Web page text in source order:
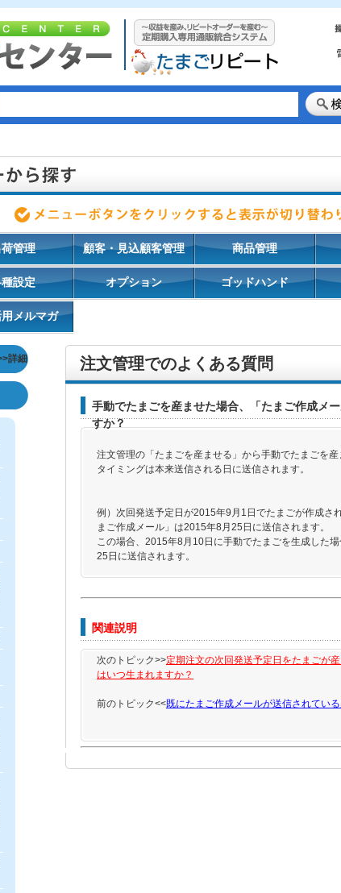
管理 顧客・見込顧客管理 商品管理
設定 オプション ゴッドハンド
メルマガ
詳細 注文管理でのよくある質問
手動でたまごを産ませた場合、「たまご作成メ
すか？
注文管理の「たまごを産ませる」から手動でたまごを
タイミングは本来送信される日に送信されます。
例）次回発送予定日が2015年9月1日でたまごが作成さ
まご作成メール」は2015年8月25日に送信されます。
この場合、2015年8月10日に手動でたまごを生成した
25日に送信されます。
関連説明
次のトピック>>定期注文の次回発送予定日をたまごが
はいつ生まれますか？
前のトピック<<既にたまご作成メールが送信されてい